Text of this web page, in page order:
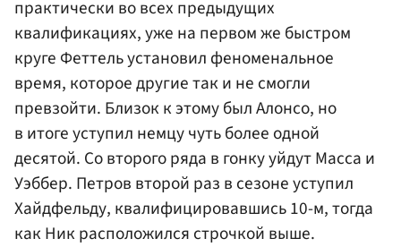
практически во всех предыдущих
квалификациях, уже на первом же быстром
круге Феттель установил феноменальное
время, которое другие так и не смогли
превзойти. Близок к этому был Алонсо, но
в итоге уступил немцу чуть более одной
десятой. Со второго ряда в гонку уйдут Масса и
Уэббер. Петров второй раз в сезоне уступил
Хайдфельду, квалифицировавшись 10-м, тогда
как Ник расположился строчкой выше.